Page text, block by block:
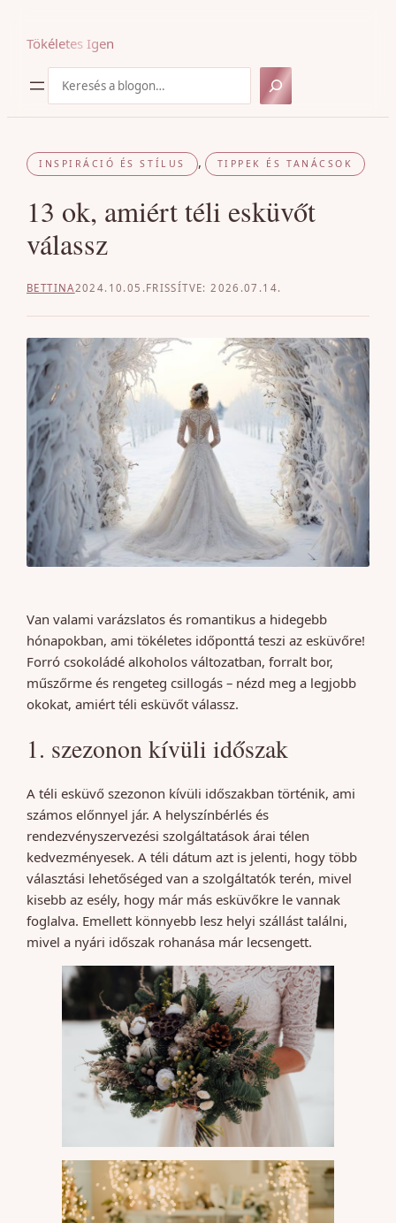
Tökéletes Igen
INSPIRÁCIÓ ÉS STÍLUS , TIPPEK ÉS TANÁCSOK
13 ok, amiért téli esküvőt
válassz
BETTINA2024.10.05. 2026.07.14.
Van valami varázslatos és romantikus a hidegebb
hónapokban, ami tökéletes időponttá teszi az esküvőre!
Forró csokoládé alkoholos változatban, forralt bor,
műszőrme és rengeteg csillogás – nézd meg a legjobb
okokat, amiért téli esküvőt válassz.
1. szezonon kívüli időszak
A téli esküvő szezonon kívüli időszakban történik, ami
számos előnnyel jár. A helyszínbérlés és
rendezvényszervezési szolgáltatások árai télen
kedvezményesek. A téli dátum azt is jelenti, hogy több
választási lehetőséged van a szolgáltatók terén, mivel
kisebb az esély, hogy már más esküvőkre le vannak
foglalva. Emellett könnyebb lesz helyi szállást találni,
mivel a nyári időszak rohanása már lecsengett.